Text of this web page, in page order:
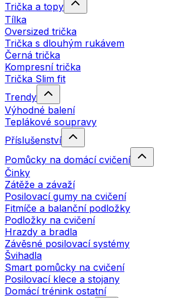
Trička a topy
Tílka
Oversized trička
Trička s dlouhým rukávem
Černá trička
Kompresní trička
Trička Slim fit
Trendy
Výhodné balení
Teplákové soupravy
Příslušenství
Pomůcky na domácí cvičení
Činky
Zátěže a závaží
Posilovací gumy na cvičení
Fitmíče a balanční podložky
Podložky na cvičení
Hrazdy a bradla
Závěsné posilovací systémy
Švihadla
Smart pomůcky na cvičení
Posilovací klece a stojany
Domácí trénink ostatní